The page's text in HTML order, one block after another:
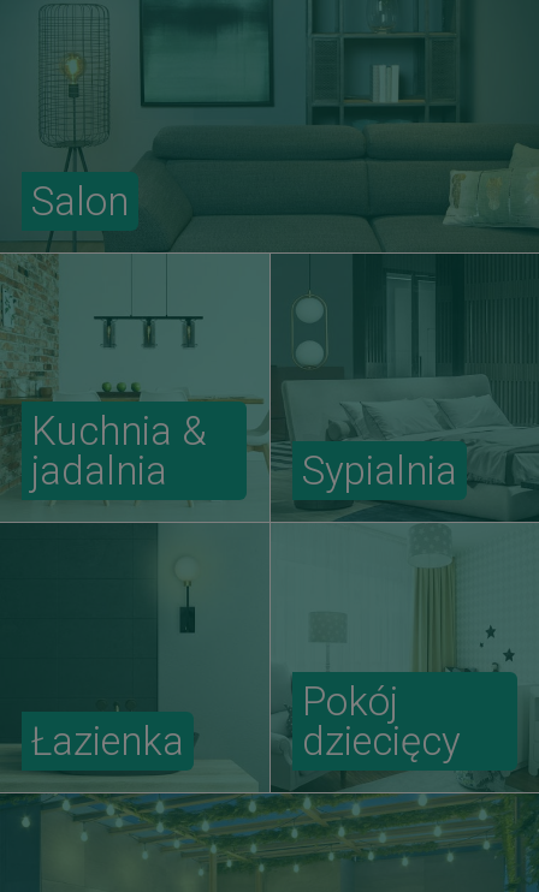
Salon
Kuchnia &
jadalnia
Sypialnia
Łazienka
Pokój
dziecięcy